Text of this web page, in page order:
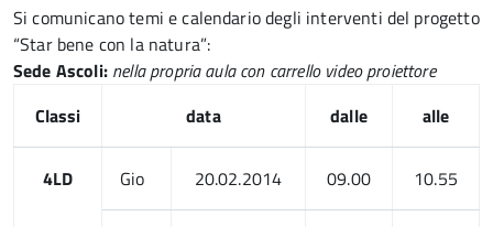
Si comunicano temi e calendario degli interventi del progetto
“Star bene con la natura”:
Sede Ascoli: nella propria aula con carrello video proiettore
Classi
data dalle alle
4LD Gio 20.02.2014 09.00 10.55